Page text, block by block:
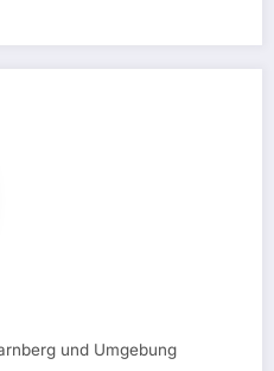
und Umgebung